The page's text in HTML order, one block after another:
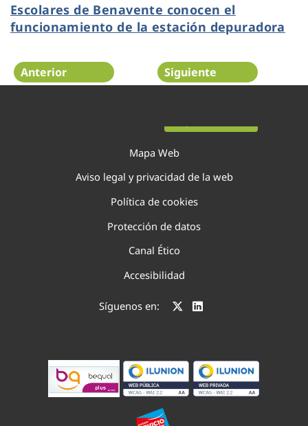
Escolares de Benavente conocen el
funcionamiento de la estación depuradora
Anterior Siguiente
Mapa Web
Aviso legal y privacidad de la web
Política de cookies
Protección de datos
Canal Ético
Accesibilidad
Síguenos en: